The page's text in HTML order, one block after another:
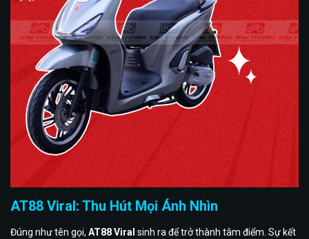
AT88 Viral: Thu Hút Mọi Ánh Nhìn
Đúng như tên gọi, AT88 Viral sinh ra để trở thành tâm điểm. Sự kết